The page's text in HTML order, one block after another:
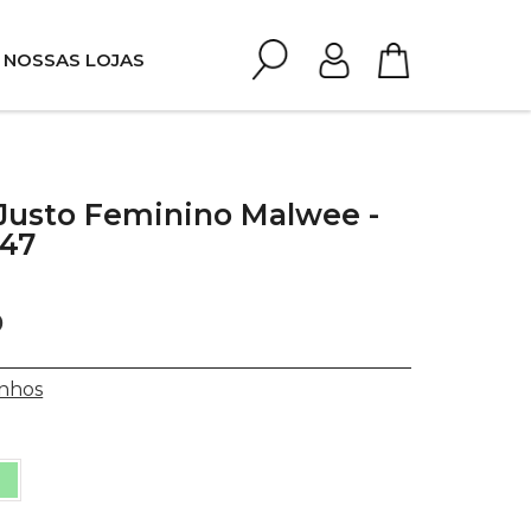
NOSSAS LOJAS
Feminino Malwee -